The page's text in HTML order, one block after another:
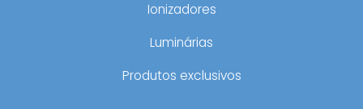
Ionizadores
Luminárias
Produtos exclusivos